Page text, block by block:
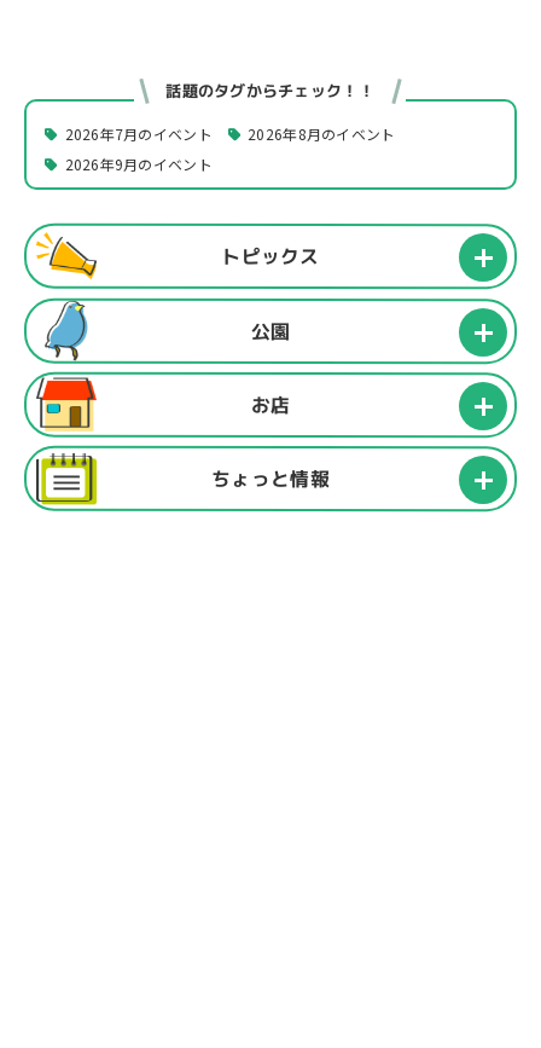
話題のタグからチェック！！
2026年7月のイベント
2026年8月のイベント
2026年9月のイベント
トピックス
公園
お店
ちょっと情報